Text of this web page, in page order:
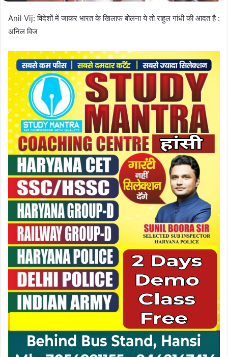
Anil Vij: विदेशों में जाकर भारत के खिलाफ बोलना ये तो राहुल गांधी की आदत है :
अनिल विज